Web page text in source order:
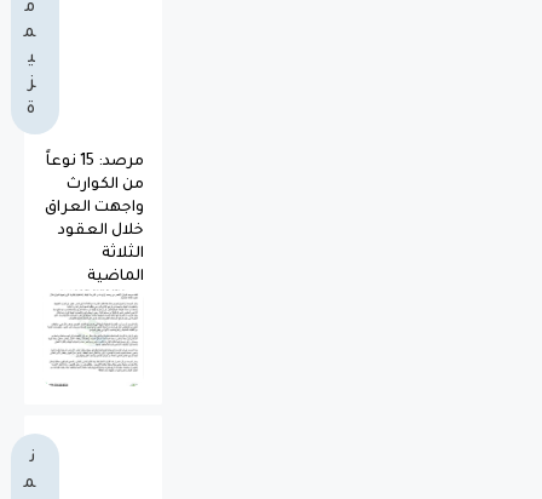
م
م
ي
ز
ة
مرصد: 15 نوعاً
من الكوارث
واجهت العراق
خلال العقود
الثلاثة
الماضية
ن
م